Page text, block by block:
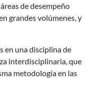
de desempeño
grandes volúmenes, y
en una disciplina de
interdisciplinaria, que
metodología en las